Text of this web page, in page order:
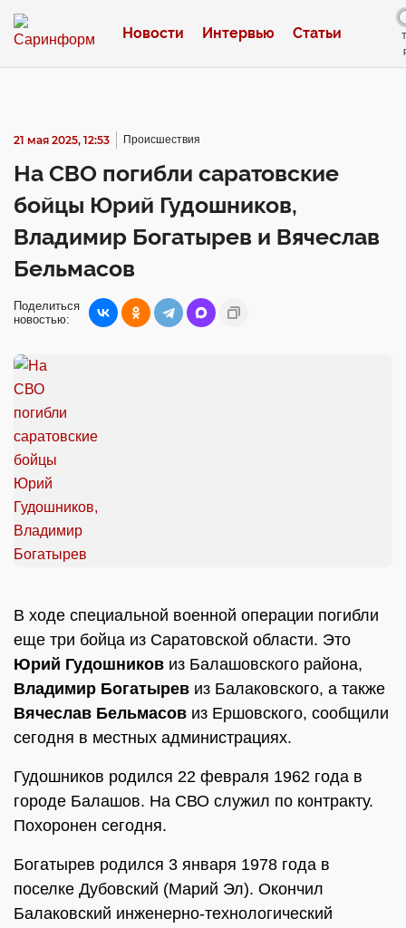
Новости Интервью Статьи
21 мая 2025, 12:53 Происшествия
На СВО погибли саратовские
бойцы Юрий Гудошников,
Владимир Богатырев и Вячеслав
Бельмасов
Поделиться
новостью:
В ходе специальной военной операции погибли
еще три бойца из Саратовской области. Это
Юрий Гудошников из Балашовского района,
Владимир Богатырев из Балаковского, а также
Вячеслав Бельмасов из Ершовского, сообщили
сегодня в местных администрациях.
Гудошников родился 22 февраля 1962 года в
городе Балашов. На СВО служил по контракту.
Похоронен сегодня.
Богатырев родился 3 января 1978 года в
поселке Дубовский (Марий Эл). Окончил
Балаковский инженерно-технологический